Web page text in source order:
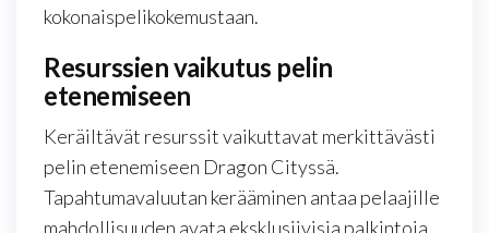
kokonaispelikokemustaan.
Resurssien vaikutus pelin
etenemiseen
Keräiltävät resurssit vaikuttavat merkittävästi
pelin etenemiseen Dragon Cityssä.
Tapahtumavaluutan kerääminen antaa pelaajille
mahdollisuuden avata eksklusiivisia palkintoja,